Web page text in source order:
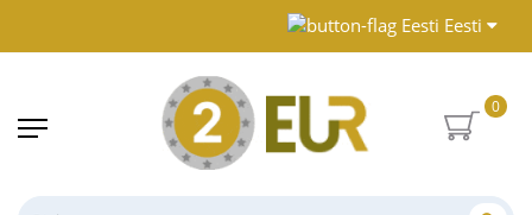
Eesti
0